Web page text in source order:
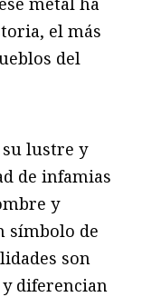
el más
del
su lustre y
de infamias
y
símbolo de
son
diferencian